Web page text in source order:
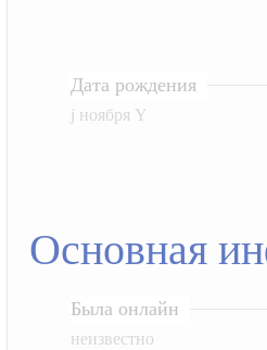
Дата рождения
j ноября Y
Основная
Была онлайн
неизвестно